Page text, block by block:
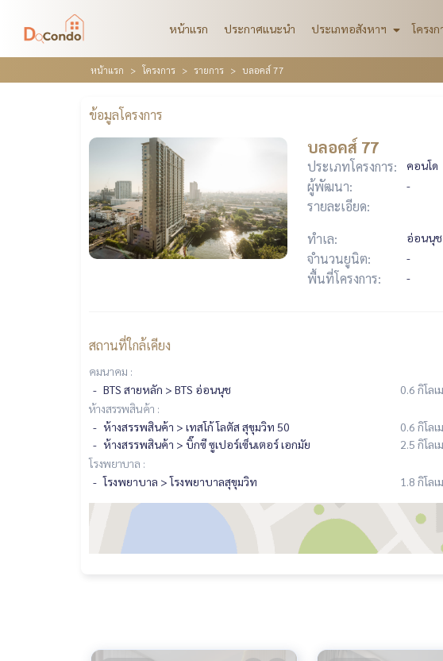
หน้าแรก ประกาศแนะนำ ประเภทอสังหาฯ โครงก
หน้าแรก โครงการ รายการ บลอคส์ 77
ข้อมูลโครงการ
บลอคส์ 77
ประเภทโครงการ: คอนโด
ผู้พัฒนา: -
รายละเอียด:
ทำเล:
อ่อนนุ
จำนวนยูนิต: -
พื้นที่โครงการ: -
สถานที่ใกล้เคียง
คมนาคม :
BTS สายหลัก > BTS อ่อนนุช
0.6 กิโลเ
ห้างสรรพสินค้า :
ห้างสรรพสินค้า > เทสโก้ โลตัส สุขุมวิท 50
0.6 กิโลเ
ห้างสรรพสินค้า > บิ๊กซี ซูเปอร์เซ็นเตอร์ เอกมัย
2.5 กิโลเ
โรงพยาบาล :
โรงพยาบาล > โรงพยาบาลสุขุมวิท
1.8 กิโลเ